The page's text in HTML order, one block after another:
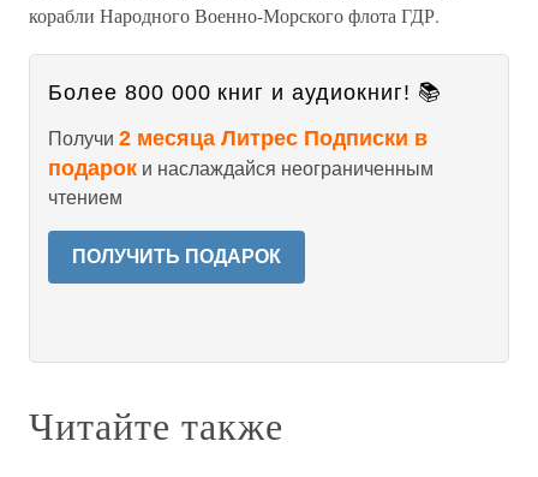
корабли Народного Военно-Морского флота ГДР.
Более 800 000 книг и аудиокниг! 📚
Получи 2 месяца Литрес Подписки в
подарок и наслаждайся неограниченным
чтением
ПОЛУЧИТЬ ПОДАРОК
Читайте также